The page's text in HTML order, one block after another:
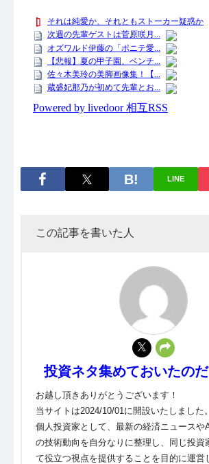
LINE
この記事を書いた人
投資ネタ集めておいたの
お越し頂きありがとうございます！
当サイトは2024/10/01に開設いたしました。
個人投資家として、最新の経済ニュースや
の技術動向を自分なりに整理し、同じ投資
て役立つ視点を提供することを目的に運営